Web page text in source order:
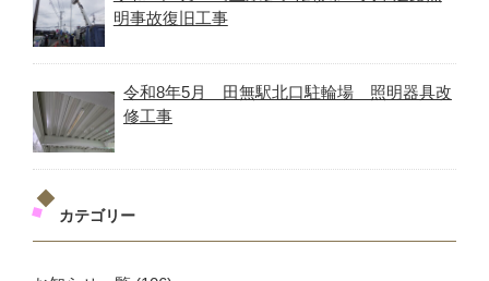
明事故復旧工事
令和8年5月 田無駅北口駐輪場 照明器具改
修工事
カテゴリー